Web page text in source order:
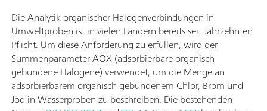
Die Analytik organischer Halogenverbindungen in
Umweltproben ist in vielen Ländern bereits seit Jahrzehnten
Pflicht. Um diese Anforderung zu erfüllen, wird der
Summenparameter AOX (adsorbierbare organisch
gebundene Halogene) verwendet, um die Menge an
adsorbierbarem organisch gebundenem Chlor, Brom und
Jod in Wasserproben zu beschreiben. Die bestehenden